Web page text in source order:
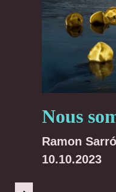
Nous
Ramon Sarró
10.10.2023